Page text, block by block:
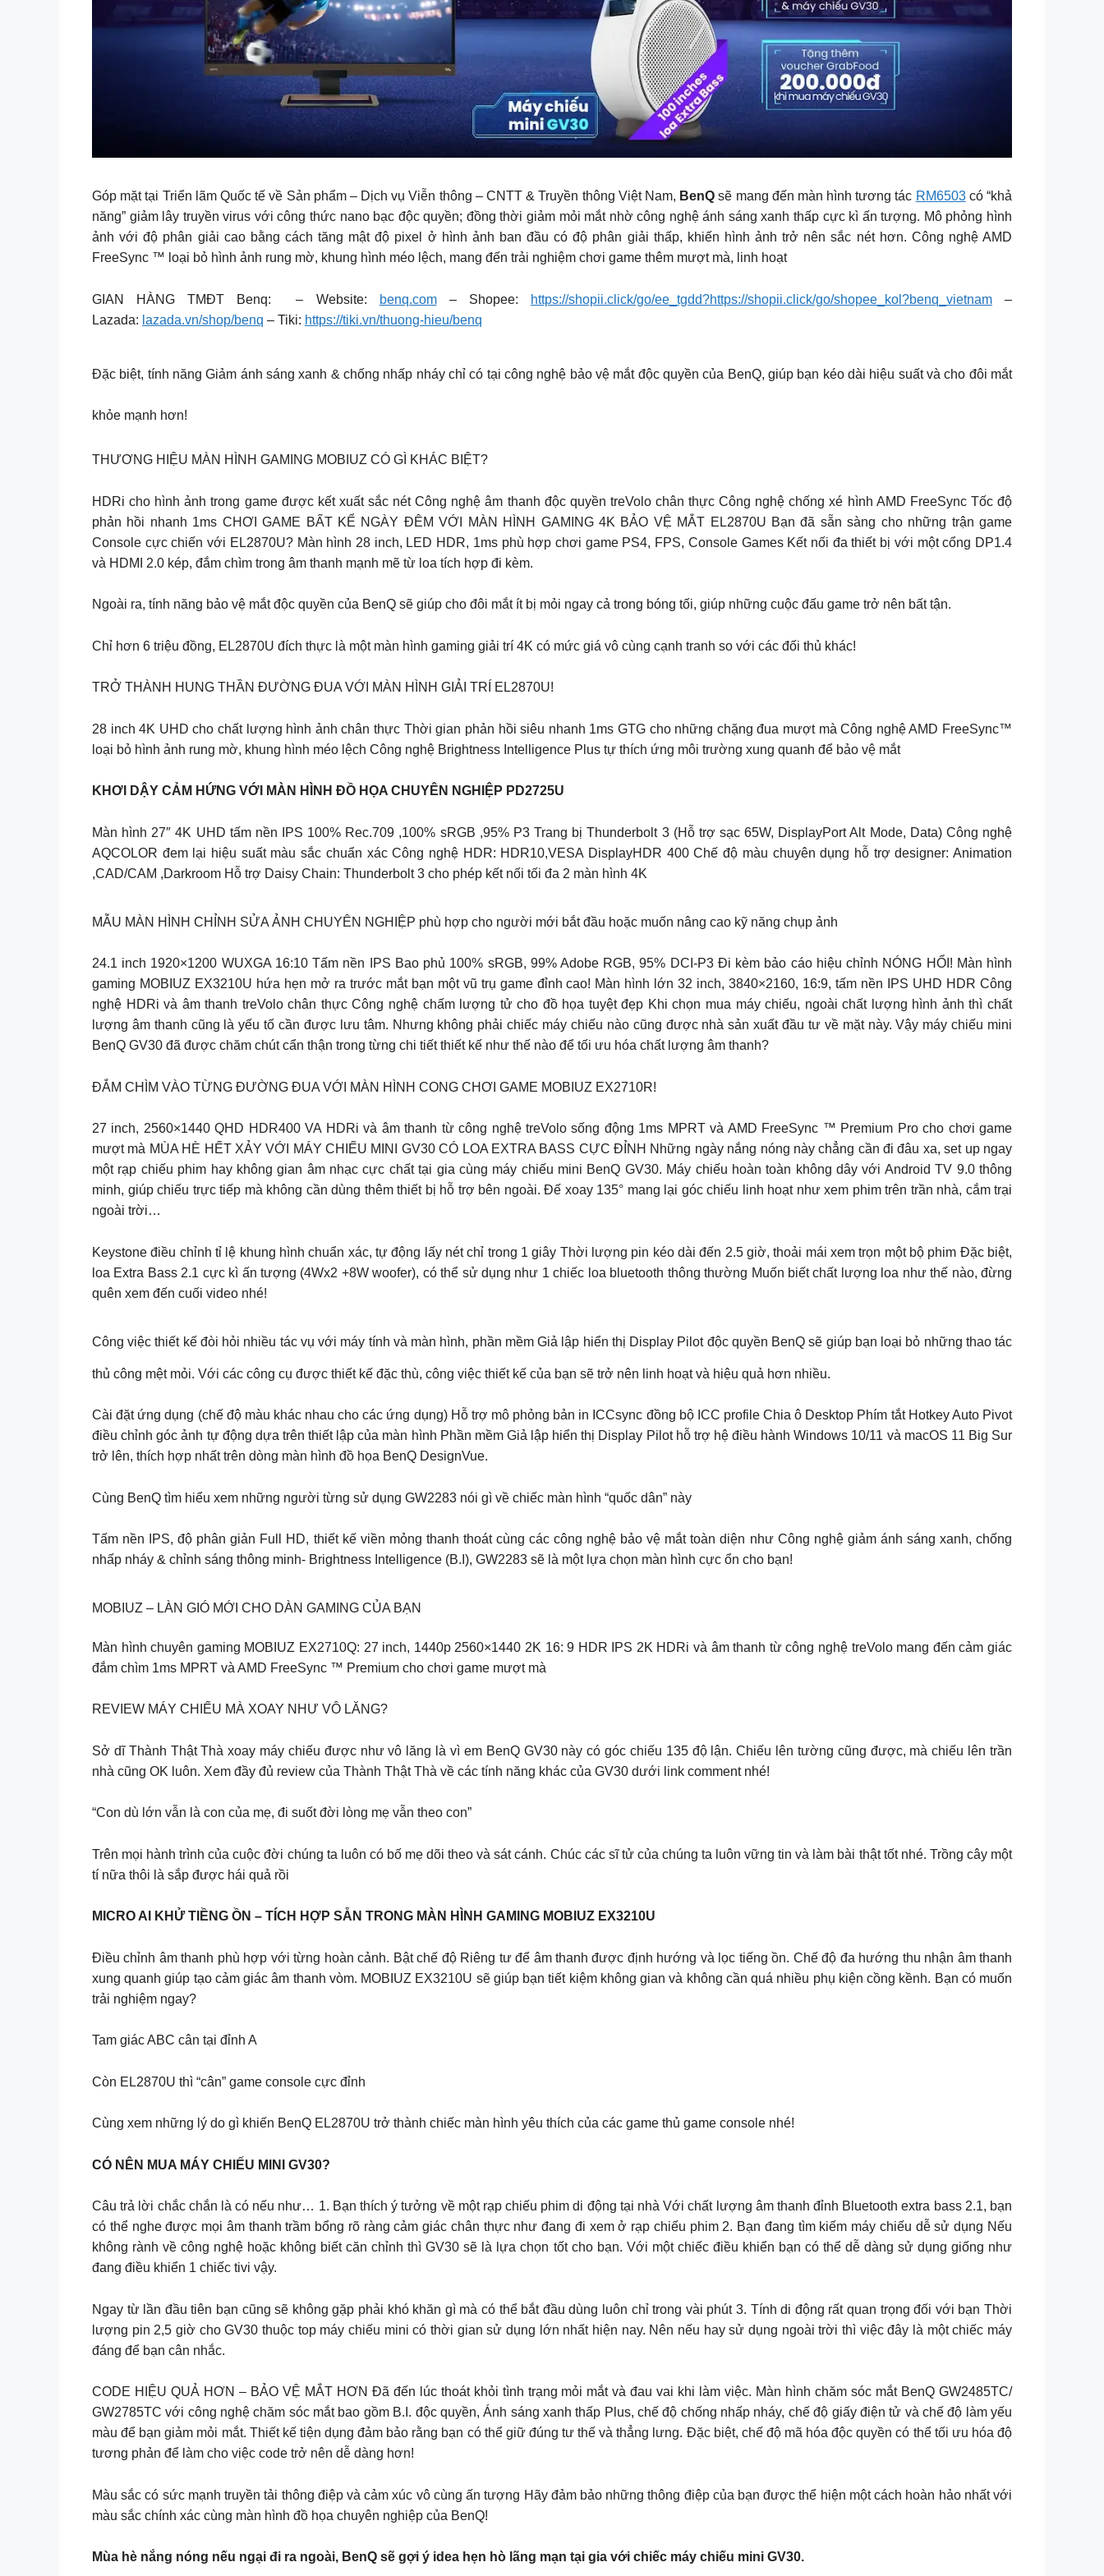
Góp mặt tại Triển lãm Quốc tế về Sản phẩm – Dịch vụ Viễn thông – CNTT & Truyền thông Việt Nam, BenQsẽ mang đến màn hình tương tác RM6503có “khả
năng” giảm lây truyền virus với công thức nano bạc độc quyền; đồng thời giảm mỏi mắt nhờ công nghệ ánh sáng xanh thấp cực kì ấn tượng. Mô phỏng hình
ảnh với độ phân giải cao bằng cách tăng mật độ pixel ở hình ảnh ban đầu có độ phân giải thấp, khiến hình ảnh trở nên sắc nét hơn. Công nghệ AMD
FreeSync ™ loại bỏ hình ảnh rung mờ, khung hình méo lệch, mang đến trải nghiệm chơi game thêm mượt mà, linh hoạt
GIAN HÀNG TMĐT Benq: – Website: benq.com– Shopee: https://shopii.click/go/ee_tgdd?https://shopii.click/go/shopee_kol?benq_vietnam–
Lazada: lazada.vn/shop/benq – Tiki: https://tiki.vn/thuong-hieu/benq
Đặc biệt, tính năng Giảm ánh sáng xanh & chống nhấp nháy chỉ có tại công nghệ bảo vệ mắt độc quyền của BenQ, giúp bạn kéo dài hiệu suất và cho đôi mắt
khỏe mạnh hơn!
THƯƠNG HIỆU MÀN HÌNH GAMING MOBIUZ CÓ GÌ KHÁC BIỆT?
HDRi cho hình ảnh trong game được kết xuất sắc nét Công nghệ âm thanh độc quyền treVolo chân thực Công nghệ chống xé hình AMD FreeSync Tốc độ
phản hồi nhanh 1ms CHƠI GAME BẤT KỂ NGÀY ĐÊM VỚI MÀN HÌNH GAMING 4K BẢO VỆ MẮT EL2870U Bạn đã sẵn sàng cho những trận game
Console cực chiến với EL2870U? Màn hình 28 inch, LED HDR, 1ms phù hợp chơi game PS4, FPS, Console Games Kết nối đa thiết bị với một cổng DP1.4
và HDMI 2.0 kép, đắm chìm trong âm thanh mạnh mẽ từ loa tích hợp đi kèm.
Ngoài ra, tính năng bảo vệ mắt độc quyền của BenQ sẽ giúp cho đôi mắt ít bị mỏi ngay cả trong bóng tối, giúp những cuộc đấu game trở nên bất tận.
Chỉ hơn 6 triệu đồng, EL2870U đích thực là một màn hình gaming giải trí 4K có mức giá vô cùng cạnh tranh so với các đối thủ khác!
TRỞ THÀNH HUNG THẦN ĐƯỜNG ĐUA VỚI MÀN HÌNH GIẢI TRÍ EL2870U!
28 inch 4K UHD cho chất lượng hình ảnh chân thực Thời gian phản hồi siêu nhanh 1ms GTG cho những chặng đua mượt mà Công nghệ AMD FreeSync™
loại bỏ hình ảnh rung mờ, khung hình méo lệch Công nghệ Brightness Intelligence Plus tự thích ứng môi trường xung quanh để bảo vệ mắt
KHƠI DẬY CẢM HỨNG VỚI MÀN HÌNH ĐỒ HỌA CHUYÊN NGHIỆP PD2725U
Màn hình 27″ 4K UHD tấm nền IPS 100% Rec.709 ,100% sRGB ,95% P3 Trang bị Thunderbolt 3 (Hỗ trợ sạc 65W, DisplayPort Alt Mode, Data) Công nghệ
AQCOLOR đem lại hiệu suất màu sắc chuẩn xác Công nghệ HDR: HDR10,VESA DisplayHDR 400 Chế độ màu chuyên dụng hỗ trợ designer: Animation
,CAD/CAM ,Darkroom Hỗ trợ Daisy Chain: Thunderbolt 3 cho phép kết nối tối đa 2 màn hình 4K
MẪU MÀN HÌNH CHỈNH SỬA ẢNH CHUYÊN NGHIỆP phù hợp cho người mới bắt đầu hoặc muốn nâng cao kỹ năng chụp ảnh
24.1 inch 1920×1200 WUXGA 16:10 Tấm nền IPS Bao phủ 100% sRGB, 99% Adobe RGB, 95% DCI-P3 Đi kèm bảo cáo hiệu chỉnh NÓNG HỔI! Màn hình
gaming MOBIUZ EX3210U hứa hẹn mở ra trước mắt bạn một vũ trụ game đỉnh cao! Màn hình lớn 32 inch, 3840×2160, 16:9, tấm nền IPS UHD HDR Công
nghệ HDRi và âm thanh treVolo chân thực Công nghệ chấm lượng tử cho đồ họa tuyệt đẹp Khi chọn mua máy chiếu, ngoài chất lượng hình ảnh thì chất
lượng âm thanh cũng là yếu tố cần được lưu tâm. Nhưng không phải chiếc máy chiếu nào cũng được nhà sản xuất đầu tư về mặt này. Vậy máy chiếu mini
BenQ GV30 đã được chăm chút cẩn thận trong từng chi tiết thiết kế như thế nào để tối ưu hóa chất lượng âm thanh?
ĐẮM CHÌM VÀO TỪNG ĐƯỜNG ĐUA VỚI MÀN HÌNH CONG CHƠI GAME MOBIUZ EX2710R!
27 inch, 2560×1440 QHD HDR400 VA HDRi và âm thanh từ công nghệ treVolo sống động 1ms MPRT và AMD FreeSync ™ Premium Pro cho chơi game
mượt mà MÙA HÈ HẾT XẢY VỚI MÁY CHIẾU MINI GV30 CÓ LOA EXTRA BASS CỰC ĐỈNH Những ngày nắng nóng này chẳng cần đi đâu xa, set up ngay
một rạp chiếu phim hay không gian âm nhạc cực chất tại gia cùng máy chiếu mini BenQ GV30. Máy chiếu hoàn toàn không dây với Android TV 9.0 thông
minh, giúp chiếu trực tiếp mà không cần dùng thêm thiết bị hỗ trợ bên ngoài. Đế xoay 135° mang lại góc chiếu linh hoạt như xem phim trên trần nhà, cắm trại
ngoài trời…
Keystone điều chỉnh tỉ lệ khung hình chuẩn xác, tự động lấy nét chỉ trong 1 giây Thời lượng pin kéo dài đến 2.5 giờ, thoải mái xem trọn một bộ phim Đặc biệt,
loa Extra Bass 2.1 cực kì ấn tượng (4Wx2 +8W woofer), có thể sử dụng như 1 chiếc loa bluetooth thông thường Muốn biết chất lượng loa như thế nào, đừng
quên xem đến cuối video nhé!
Công việc thiết kế đòi hỏi nhiều tác vụ với máy tính và màn hình, phần mềm Giả lập hiển thị Display Pilot độc quyền BenQ sẽ giúp bạn loại bỏ những thao tác
thủ công mệt mỏi. Với các công cụ được thiết kế đặc thù, công việc thiết kế của bạn sẽ trở nên linh hoạt và hiệu quả hơn nhiều.
Cài đặt ứng dụng (chế độ màu khác nhau cho các ứng dụng) Hỗ trợ mô phỏng bản in ICCsync đồng bộ ICC profile Chia ô Desktop Phím tắt Hotkey Auto Pivot
điều chỉnh góc ảnh tự động dựa trên thiết lập của màn hình Phần mềm Giả lập hiển thị Display Pilot hỗ trợ hệ điều hành Windows 10/11 và macOS 11 Big Sur
trở lên, thích hợp nhất trên dòng màn hình đồ họa BenQ DesignVue.
Cùng BenQ tìm hiểu xem những người từng sử dụng GW2283 nói gì về chiếc màn hình “quốc dân” này
Tấm nền IPS, độ phân giản Full HD, thiết kế viền mỏng thanh thoát cùng các công nghệ bảo vệ mắt toàn diện như Công nghệ giảm ánh sáng xanh, chống
nhấp nháy & chỉnh sáng thông minh- Brightness Intelligence (B.I), GW2283 sẽ là một lựa chọn màn hình cực ổn cho bạn!
MOBIUZ – LÀN GIÓ MỚI CHO DÀN GAMING CỦA BẠN
Màn hình chuyên gaming MOBIUZ EX2710Q: 27 inch, 1440p 2560×1440 2K 16: 9 HDR IPS 2K HDRi và âm thanh từ công nghệ treVolo mang đến cảm giác
đắm chìm 1ms MPRT và AMD FreeSync ™ Premium cho chơi game mượt mà
REVIEW MÁY CHIẾU MÀ XOAY NHƯ VÔ LĂNG?
Sở dĩ Thành Thật Thà xoay máy chiếu được như vô lăng là vì em BenQ GV30 này có góc chiếu 135 độ lận. Chiếu lên tường cũng được, mà chiếu lên trần
nhà cũng OK luôn. Xem đầy đủ review của Thành Thật Thà về các tính năng khác của GV30 dưới link comment nhé!
“Con dù lớn vẫn là con của mẹ, đi suốt đời lòng mẹ vẫn theo con”
Trên mọi hành trình của cuộc đời chúng ta luôn có bố mẹ dõi theo và sát cánh. Chúc các sĩ tử của chúng ta luôn vững tin và làm bài thật tốt nhé. Trồng cây một
tí nữa thôi là sắp được hái quả rồi
MICRO AI KHỬ TIỀNG ỒN – TÍCH HỢP SẴN TRONG MÀN HÌNH GAMING MOBIUZ EX3210U
Điều chỉnh âm thanh phù hợp với từng hoàn cảnh. Bật chế độ Riêng tư để âm thanh được định hướng và lọc tiếng ồn. Chế độ đa hướng thu nhận âm thanh
xung quanh giúp tạo cảm giác âm thanh vòm. MOBIUZ EX3210U sẽ giúp bạn tiết kiệm không gian và không cần quá nhiều phụ kiện cồng kềnh. Bạn có muốn
trải nghiệm ngay?
Tam giác ABC cân tại đỉnh A
Còn EL2870U thì “cân” game console cực đỉnh
Cùng xem những lý do gì khiến BenQ EL2870U trở thành chiếc màn hình yêu thích của các game thủ game console nhé!
CÓ NÊN MUA MÁY CHIẾU MINI GV30?
Câu trả lời chắc chắn là có nếu như… 1. Bạn thích ý tưởng về một rạp chiếu phim di động tại nhà Với chất lượng âm thanh đỉnh Bluetooth extra bass 2.1, bạn
có thể nghe được mọi âm thanh trầm bổng rõ ràng cảm giác chân thực như đang đi xem ở rạp chiếu phim 2. Bạn đang tìm kiếm máy chiếu dễ sử dụng Nếu
không rành về công nghệ hoặc không biết căn chỉnh thì GV30 sẽ là lựa chọn tốt cho bạn. Với một chiếc điều khiển bạn có thể dễ dàng sử dụng giống như
đang điều khiển 1 chiếc tivi vậy.
Ngay từ lần đầu tiên bạn cũng sẽ không gặp phải khó khăn gì mà có thể bắt đầu dùng luôn chỉ trong vài phút 3. Tính di động rất quan trọng đối với bạn Thời
lượng pin 2,5 giờ cho GV30 thuộc top máy chiếu mini có thời gian sử dụng lớn nhất hiện nay. Nên nếu hay sử dụng ngoài trời thì việc đây là một chiếc máy
đáng để bạn cân nhắc.
CODE HIỆU QUẢ HƠN – BẢO VỆ MẮT HƠN Đã đến lúc thoát khỏi tình trạng mỏi mắt và đau vai khi làm việc. Màn hình chăm sóc mắt BenQ GW2485TC/
GW2785TC với công nghệ chăm sóc mắt bao gồm B.I. độc quyền, Ánh sáng xanh thấp Plus, chế độ chống nhấp nháy, chế độ giấy điện tử và chế độ làm yếu
màu để bạn giảm mỏi mắt. Thiết kế tiện dụng đảm bảo rằng bạn có thể giữ đúng tư thế và thẳng lưng. Đặc biệt, chế độ mã hóa độc quyền có thể tối ưu hóa độ
tương phản để làm cho việc code trở nên dễ dàng hơn!
Màu sắc có sức mạnh truyền tải thông điệp và cảm xúc vô cùng ấn tượng Hãy đảm bảo những thông điệp của bạn được thể hiện một cách hoàn hảo nhất với
màu sắc chính xác cùng màn hình đồ họa chuyên nghiệp của BenQ!
Mùa hè nắng nóng nếu ngại đi ra ngoài, BenQ sẽ gợi ý idea hẹn hò lãng mạn tại gia với chiếc máy chiếu mini GV30.